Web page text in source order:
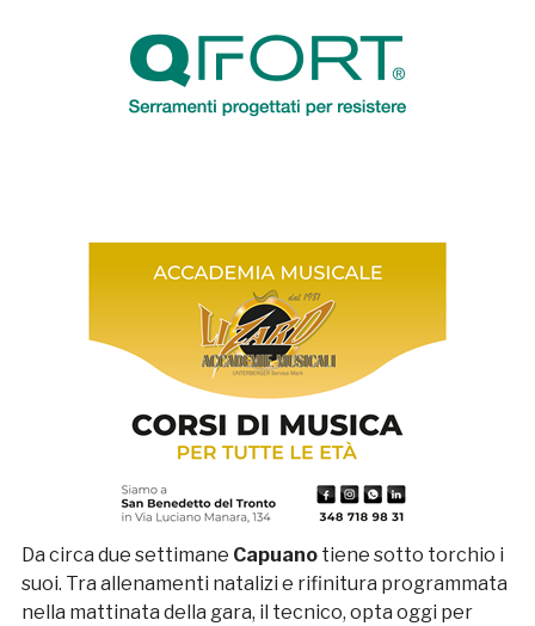
Da circa due settimane Capuanotiene sotto torchio i
suoi. Tra allenamenti natalizi e rifinitura programmata
nella mattinata della gara, il tecnico, opta oggi per